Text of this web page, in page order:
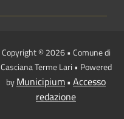
Copyright © 2026 • Comune di
Casciana Terme Lari • Powered
byMunicipium• Accesso
redazione